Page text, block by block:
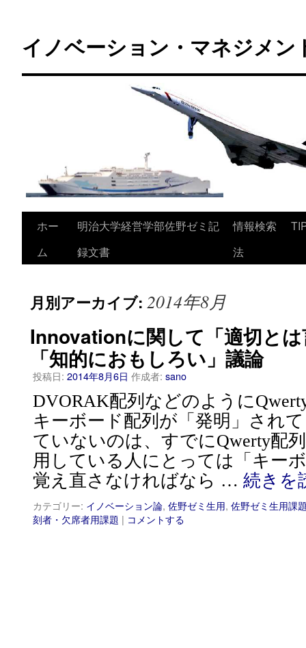
テ
イノベーション・マネジメン
ホー
ム
明治大学経営学部佐野ゼミ記
録文書
情報検索
法
月別アーカイブ: 2014年8月
Innovationに関して「適切と
「知的におもしろい」議論
投稿日: 2014年8月6日 作成者: sano
DVORAK配列などのように
キーボード配列が「発明」され
ていないのは、すでにQwerty配
用している人にとっては「キー
覚え直さなければなら … 続きを
カテゴリー: イノベーション論, 佐野ゼミ生用, 佐野ゼミ生用課
刻者・欠席者用課題 | コメントする